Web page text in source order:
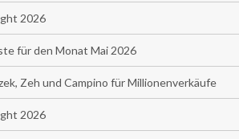
2026
für den Monat Mai 2026
Zeh und Campino für Millionenverkäufe
2026